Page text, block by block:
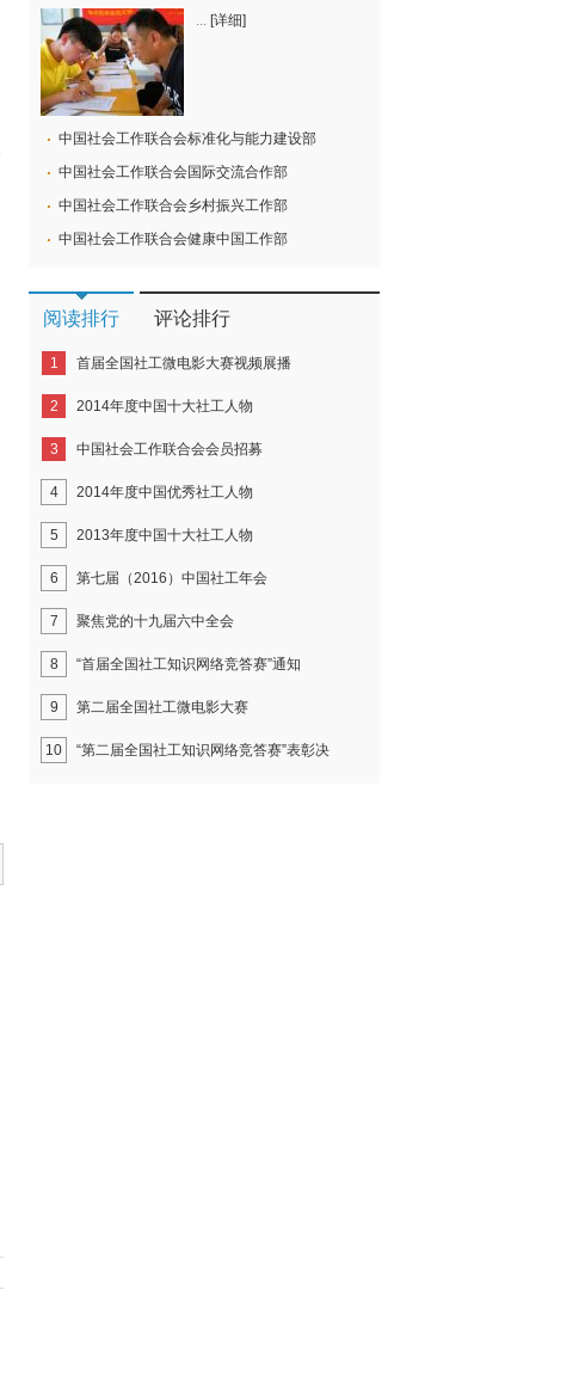
... [详细]
中国社会工作联合会标准化与能力建设部
中国社会工作联合会国际交流合作部
中国社会工作联合会乡村振兴工作部
中国社会工作联合会健康中国工作部
阅读排行 评论排行
1 首届全国社工微电影大赛视频展播
2 2014年度中国十大社工人物
3 中国社会工作联合会会员招募
4 2014年度中国优秀社工人物
5 2013年度中国十大社工人物
6 第七届（2016）中国社工年会
7 聚焦党的十九届六中全会
8 “首届全国社工知识网络竞答赛”通知
9 第二届全国社工微电影大赛
10 “第二届全国社工知识网络竞答赛”表彰决